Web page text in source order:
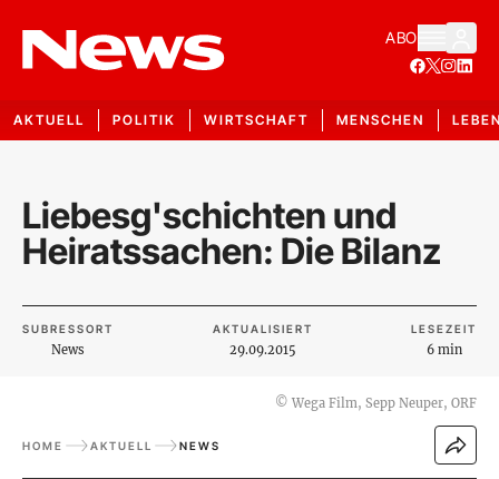
ABO
AKTUELL POLITIK WIRTSCHAFT MENSCHEN
Liebesg'schichten und
Heiratssachen: Die Bilanz
SUBRESSORT
News
AKTUALISIERT
29.09.2015
LESEZEIT
6 min
© Wega Film, Sepp Neuper, ORF
HOME AKTUELL NEWS